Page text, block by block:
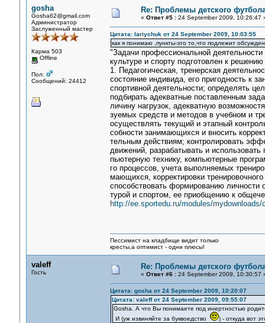
gosha
Gosha62@gmail.com
Администратор
Заслуженный мастер
Карма 503
Offline
Пол:
Сообщений: 24412
Re: Проблемы детского
« Ответ #5 :24 September 2009, 10:26:47
Цитата: lariychuk от 24 September 2009, 10:03:55
как я понимаю ,пункты-это то,что подлежит
"Задачи профессиональной
культуре и спорту подготовлен к
1. Педагогическая, тренерская
состояние индивида, его пригодность к
спортивной деятельности; определять
подбирать адекватные поставленным
личину нагрузок, адекватную
зуемых средств и методов в учебном и
осуществлять текущий и этапный
собности занимающихся и вносить
тельным действиям; контролировать
движений, разрабатывать и
пьютерную технику, компьютерные
го процессов, учета выполняемых
мающихся, корректировки
способствовать формированию личности
турой и спортом, ее приобщению к
http://ee.sportedu.ru/modules/
Пессимист на кладбище видит только
кресты,а оптимист - одни плюсы!
valeff
Гость
Re: Проблемы детского
« Ответ #6 :24 September 2009, 10:30:57
Цитата: gosha от 24 September 2009, 10:20:07
Цитата: valeff от 24 September 2009, 09:55:07
Gosha. А что Вы понимаете под инертностью
И (уж извиняйте за буквоедство
) - откуда вот